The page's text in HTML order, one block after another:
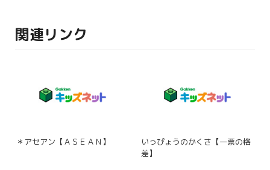
関連リンク
＊アセアン【ＡＳＥＡＮ】
いっぴょうのかくさ【一票の格
差】